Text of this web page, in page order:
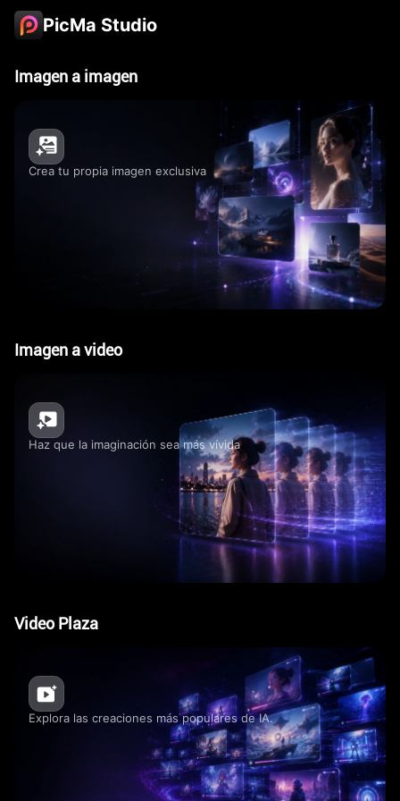
PicMa Studio
Imagen a imagen
Crea tu propia imagen exclusiva
Imagen a video
Haz que la imaginación sea más vívida
Video Plaza
Explora las creaciones más populares de IA.